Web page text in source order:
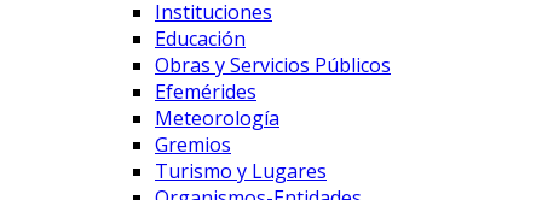
Instituciones
Educación
Obras y Servicios Públicos
Efemérides
Meteorología
Gremios
Turismo y Lugares